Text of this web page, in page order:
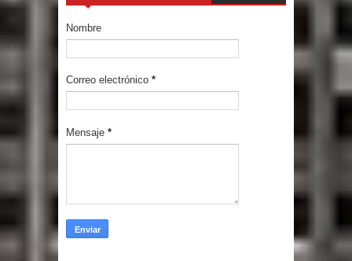
Nombre
Correo electrónico *
Mensaje *